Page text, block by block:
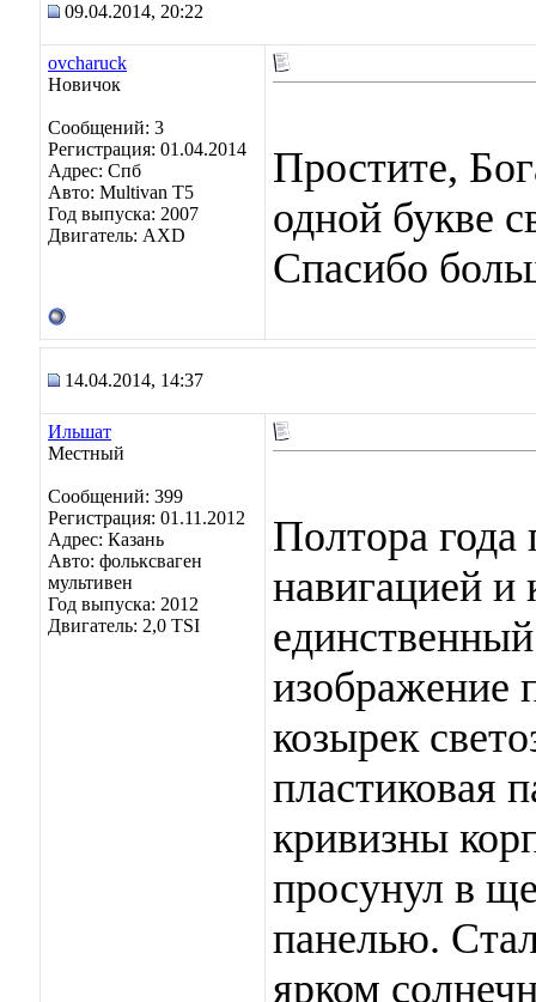
09.04.2014, 20:22
ovcharuck
Новичок
Сообщений: 3
Регистрация: 01.04.2014
Адрес: Спб
Авто: Multivan T5
Год выпуска: 2007
Двигатель: AXD
Простите,
одной букве
Спасибо
14.04.2014, 14:37
Ильшат
Местный
Сообщений: 399
Регистрация: 01.11.2012
Адрес: Казань
Авто: фольксваген
мультивен
Год выпуска: 2012
Двигатель: 2,0 TSI
Полтора
навигацией и
изображение
козырек
пластиковая
кривизны
просунул в
панелью.
ярком